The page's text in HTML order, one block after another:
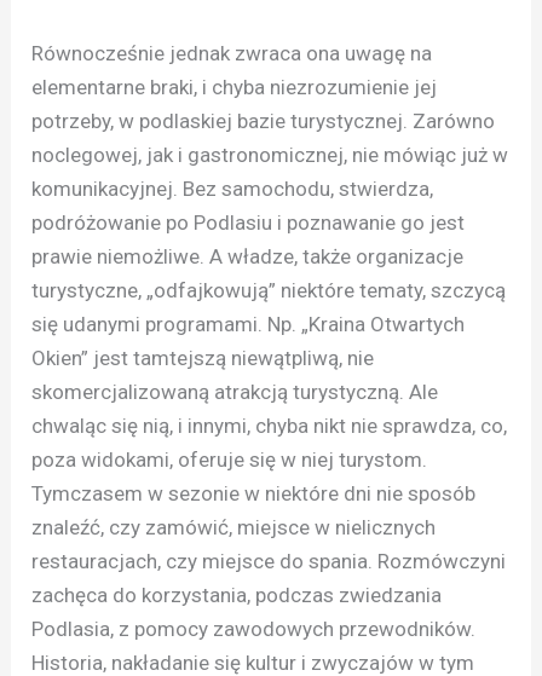
Równocześnie jednak zwraca ona uwagę na
elementarne braki, i chyba niezrozumienie jej
potrzeby, w podlaskiej bazie turystycznej. Zarówno
noclegowej, jak i gastronomicznej, nie mówiąc już w
komunikacyjnej. Bez samochodu, stwierdza,
podróżowanie po Podlasiu i poznawanie go jest
prawie niemożliwe. A władze, także organizacje
turystyczne, „odfajkowują” niektóre tematy, szczycą
się udanymi programami. Np. „Kraina Otwartych
Okien” jest tamtejszą niewątpliwą, nie
skomercjalizowaną atrakcją turystyczną. Ale
chwaląc się nią, i innymi, chyba nikt nie sprawdza, co,
poza widokami, oferuje się w niej turystom.
Tymczasem w sezonie w niektóre dni nie sposób
znaleźć, czy zamówić, miejsce w nielicznych
restauracjach, czy miejsce do spania. Rozmówczyni
zachęca do korzystania, podczas zwiedzania
Podlasia, z pomocy zawodowych przewodników.
Historia, nakładanie się kultur i zwyczajów w tym